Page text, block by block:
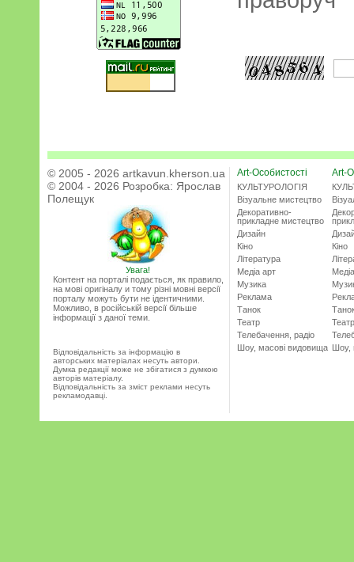
© 2005 - 2026 artkavun.kherson.ua
© 2004 - 2026 Розробка: Ярослав
Полещук
Увага!
Контент на порталі подається, як правило,
на мові оригіналу и тому різні мовні версії
порталу можуть бути не ідентичними.
Можливо, в російській версії більше
інформації з даної теми.
Відповідальність за інформацію в
авторських матеріалах несуть автори.
Думка редакції може не збігатися з думкою
авторів матеріалу.
Відповідальність за зміст реклами несуть
рекламодавці.
Art-Особистості
КУЛЬТУРОЛОГІЯ
Візуальне мистецтво
Декоративно-
прикладне мистецтво
Дизайн
Кіно
Література
Медіа арт
Музика
Реклама
Танок
Театр
Телебачення, радіо
Шоу, масові видовища
Art-
Кіно
Театр
Шоу,